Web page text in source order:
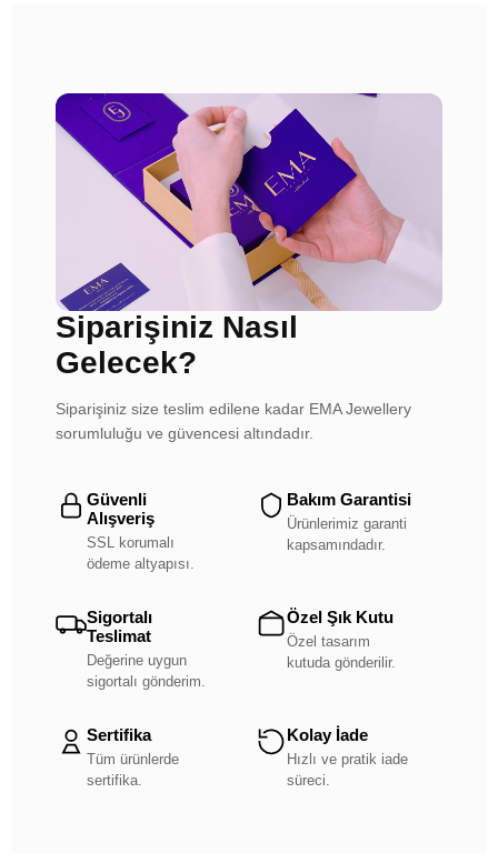
Siparişiniz Nasıl
Gelecek?
Siparişiniz size teslim edilene kadar EMA Jewellery
sorumluluğu ve güvencesi altındadır.
Güvenli
Alışveriş
SSL korumalı
ödeme altyapısı.
Bakım Garantisi
Ürünlerimiz garanti
kapsamındadır.
Sigortalı
Teslimat
Değerine uygun
sigortalı gönderim.
Özel Şık Kutu
Özel tasarım
kutuda gönderilir.
Sertifika
Tüm ürünlerde
sertifika.
Kolay İade
Hızlı ve pratik iade
süreci.